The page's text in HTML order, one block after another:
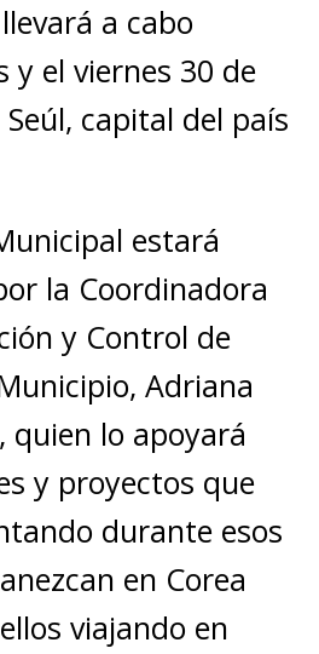
a cabo
y el viernes 30 de
capital del país
estará
la Coordinadora
y Control de
Adriana
quien lo apoyará
y proyectos que
durante esos
en Corea
viajando en